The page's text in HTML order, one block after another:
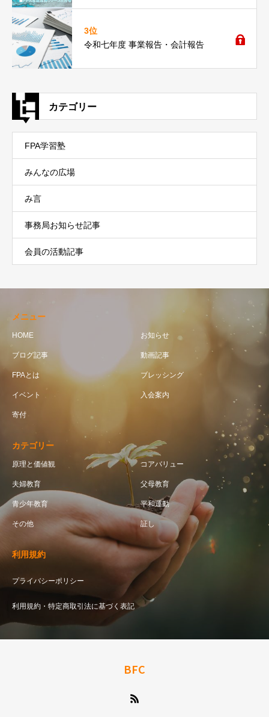
3位
令和七年度 事業報告・会計報告
カテゴリー
FPA学習塾
みんなの広場
み言
事務局お知らせ記事
会員の活動記事
メニュー
HOME お知らせ
ブログ記事 動画記事
FPAとは ブレッシング
イベント 入会案内
寄付
カテゴリー
原理と価値観 コアバリュー
夫婦教育 父母教育
青少年教育 平和運動
その他 証し
利用規約
プライバシーポリシー
利用規約・特定商取引法に基づく表記
BFC